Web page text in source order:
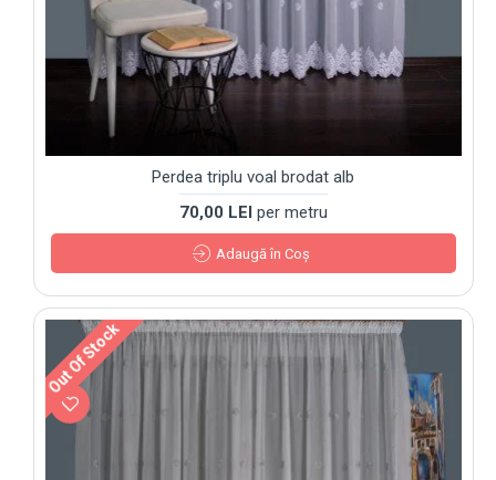
Perdea triplu voal brodat alb
70,00 LEI per metru
Adaugă în Coş
Out Of Stock